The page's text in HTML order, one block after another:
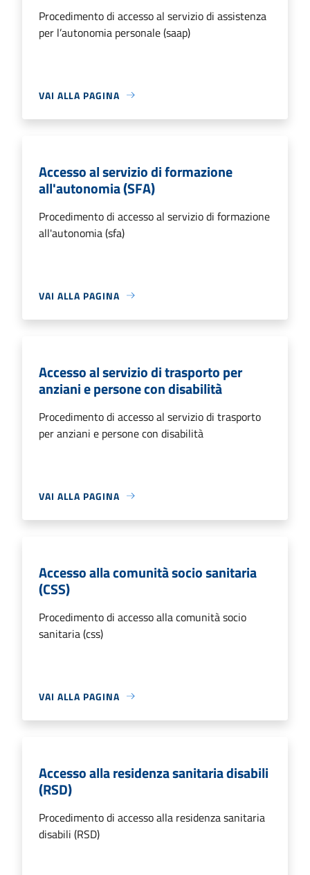
Procedimento di accesso al servizio di assistenza
per l’autonomia personale (saap)
VAI ALLA PAGINA
Accesso al servizio di formazione
all'autonomia (SFA)
Procedimento di accesso al servizio di formazione
all'autonomia (sfa)
VAI ALLA PAGINA
Accesso al servizio di trasporto per
anziani e persone con disabilità
Procedimento di accesso al servizio di trasporto
per anziani e persone con disabilità
VAI ALLA PAGINA
Accesso alla comunità socio sanitaria
(CSS)
Procedimento di accesso alla comunità socio
sanitaria (css)
VAI ALLA PAGINA
Accesso alla residenza sanitaria disabili
(RSD)
Procedimento di accesso alla residenza sanitaria
disabili (RSD)